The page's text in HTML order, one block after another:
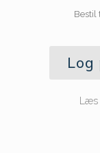
Bestil
Log
Læs